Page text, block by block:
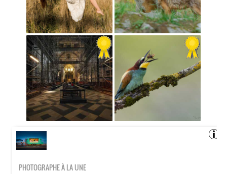
PHOTOGRAPHE À LA UNE